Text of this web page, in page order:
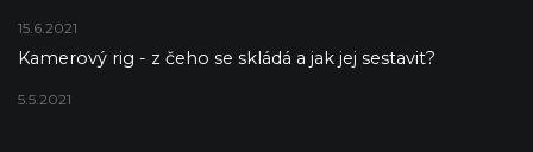
15.6.2021
Kamerový rig - z čeho se skládá a jak jej sestavit?
5.5.2021